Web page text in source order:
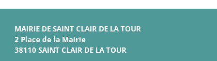
MAIRIE DE SAINT CLAIR DE LA TOUR
2 Place de la Mairie
38110 SAINT CLAIR DE LA TOUR